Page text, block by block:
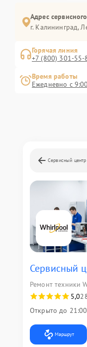
Адрес
г. Калининград,
Горячая линия
+7 (800) 301-55-
Время работы
Ежедневно с
Сервисный
Сервисный
Ремонт техники
5,0
Открыто до 21:00
Маршрут